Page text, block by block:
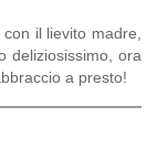
il lievito madre,
deliziosissimo, ora
a presto!